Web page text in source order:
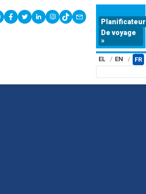
youtubefacebook
twitterlinkedininstagram
tiktokcontact
Planificateur
De voyage
»
EL EN FR